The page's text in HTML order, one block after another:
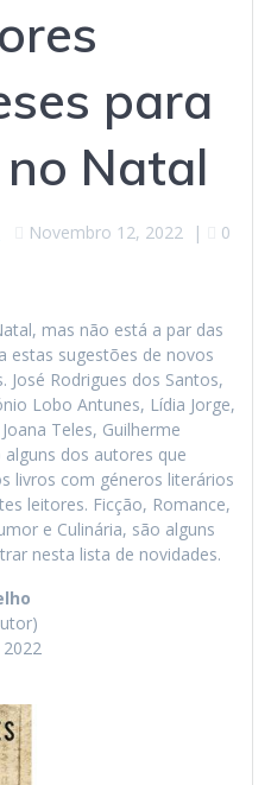
para
Natal
Novembro 12, 2022 | 0
mas não está a par das
estas sugestões de novos
José Rodrigues dos Santos,
Lobo Antunes, Lídia Jorge,
Teles, Guilherme
alguns dos autores que
livros com géneros literários
leitores. Ficção, Romance,
e Culinária, são alguns
nesta lista de novidades.